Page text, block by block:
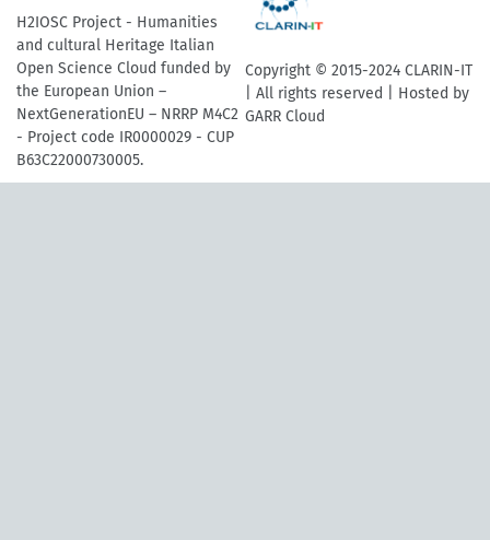
H2IOSC Project - Humanities
and cultural Heritage Italian
Open Science Cloud funded by
the European Union –
NextGenerationEU – NRRP M4C2
- Project code IR0000029 - CUP
B63C22000730005.
Copyright © 2015-2024 CLARIN-IT
| All rights reserved | Hosted by
GARR Cloud